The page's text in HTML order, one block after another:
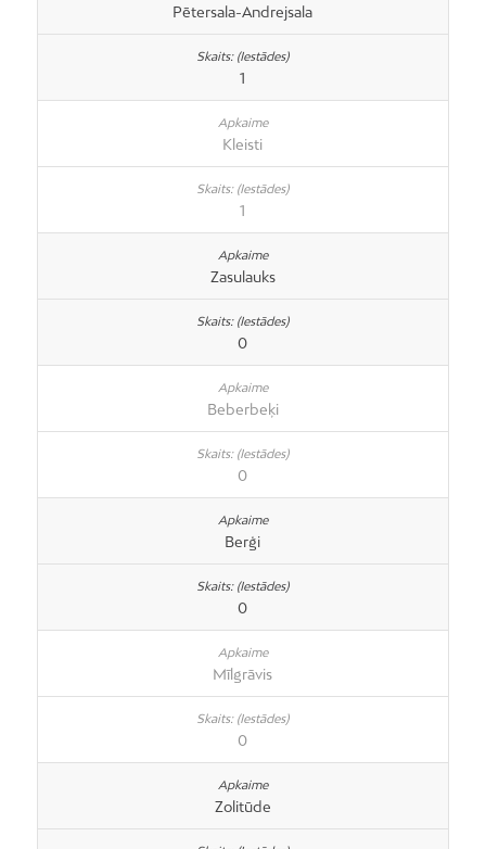
Pētersala-Andrejsala
1
Kleisti
1
Zasulauks
0
Beberbeķi
0
Berģi
0
Mīlgrāvis
0
Zolitūde